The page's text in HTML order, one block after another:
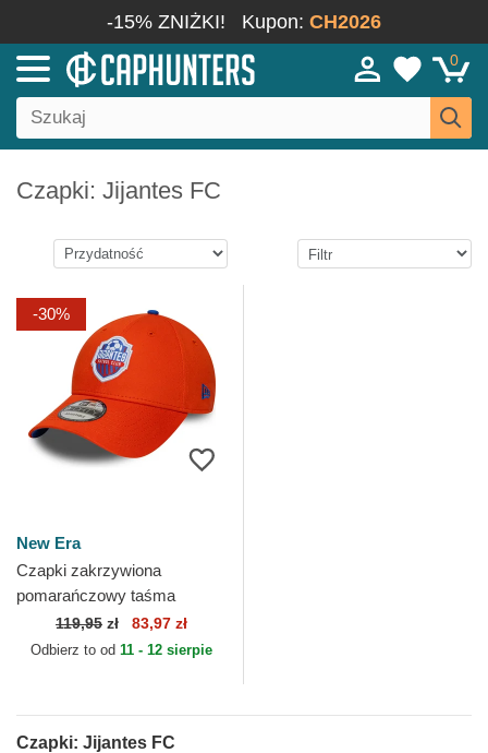
-15% ZNIŻKI! Kupon: CH2026
0
Czapki: Jijantes FC
-30%
New Era
Czapki zakrzywiona
pomarańczowy taśma
regulowana 9FORTY Core
Jijantes FC Kings League
119,95 zł 83,97 zł
Odbierz to od 11 - 12 sierpie
Czapki: Jijantes FC